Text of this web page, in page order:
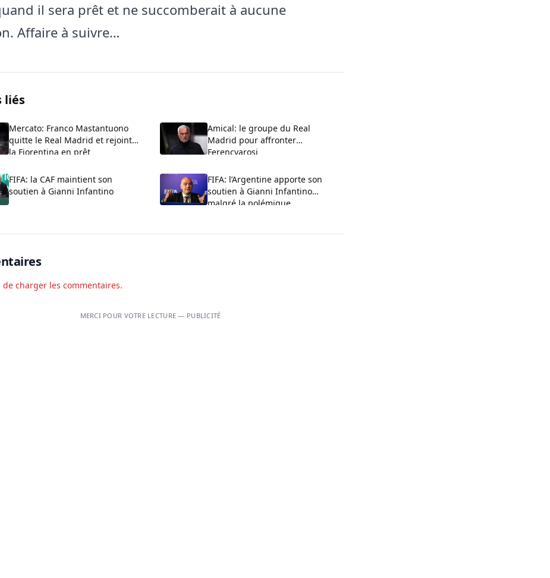
il sera prêt et ne succomberait à aucune
Affaire à suivre…
liés
Mercato: Franco Mastantuono
quitte le Real Madrid et rejoint
la Fiorentina en prêt
Amical: le groupe du Real
Madrid pour affronter
Ferencvarosi
FIFA: la CAF maintient son
soutien à Gianni Infantino
FIFA: l’Argentine apporte son
soutien à Gianni Infantino
malgré la polémique
charger les commentaires.
MERCI POUR VOTRE LECTURE — PUBLICITÉ